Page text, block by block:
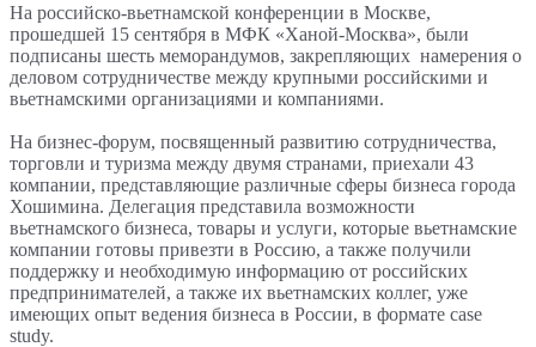
На российско-вьетнамской конференции в Москве,
прошедшей 15 сентября в МФК «Ханой-Москва», были
подписаны шесть меморандумов, закрепляющих намерения о
деловом сотрудничестве между крупными российскими и
вьетнамскими организациями и компаниями.
На бизнес-форум, посвященный развитию сотрудничества,
торговли и туризма между двумя странами, приехали 43
компании, представляющие различные сферы бизнеса города
Хошимина. Делегация представила возможности
вьетнамского бизнеса, товары и услуги, которые вьетнамские
компании готовы привезти в Россию, а также получили
поддержку и необходимую информацию от российских
предпринимателей, а также их вьетнамских коллег, уже
имеющих опыт ведения бизнеса в России, в формате сase
study.